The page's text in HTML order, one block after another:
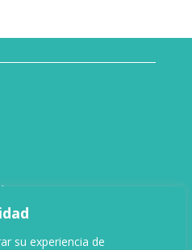
su experiencia de